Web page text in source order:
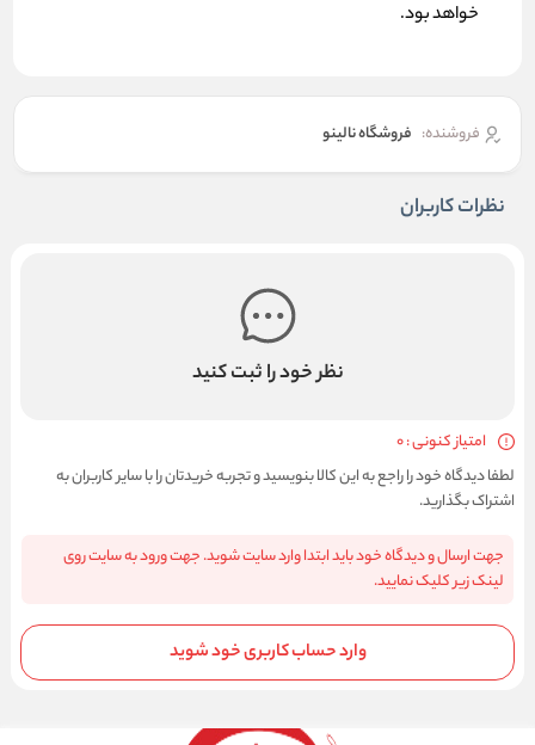
خواهد بود.
فروشنده: فروشگاه نالینو
نظرات کاربران
نظر خود را ثبت کنید
امتیاز کنونی : 0
لطفا دیدگاه خود را راجع به این کالا بنویسید و تجربه خریدتان را با سایر کاربران به
اشتراک بگذارید.
جهت ارسال و دیدگاه خود باید ابتدا وارد سایت شوید. جهت ورود به سایت روی
لینک زیر کلیک نمایید.
وارد حساب کاربری خود شوید